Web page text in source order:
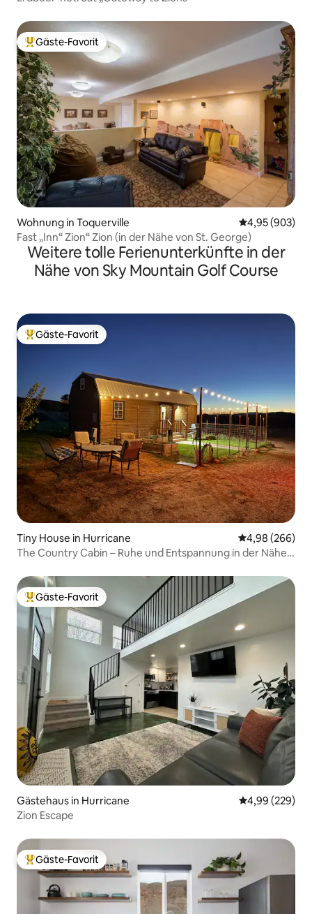
Beliebter Gäste-Favorit.
Gäste-Favorit
Wohnung in Toquerville
4,95 (903)
Fast „Inn“ Zion“ Zion (in der Nähe von St. George)
Weitere tolle Ferienunterkünfte in der
Nähe von Sky Mountain Golf Course
Beliebter Gäste-Favorit.
Gäste-Favorit
Tiny House in Hurricane
4,98 (266)
The Country Cabin – Ruhe und Entspannung in der Nähe
Beliebter Gäste-Favorit.
Gäste-Favorit
Gästehaus in Hurricane
4,99 (229)
Zion Escape
Beliebter Gäste-Favorit.
Gäste-Favorit